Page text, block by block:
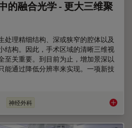
的融合光学 - 更大三维聚
处理精细结构、深或狭窄的腔体以及
结构。因此，手术区域的清晰三维视
至关重要。到目前为止，增加景深以
能通过降低分辨率来实现。一项新技
神经外科 神经外